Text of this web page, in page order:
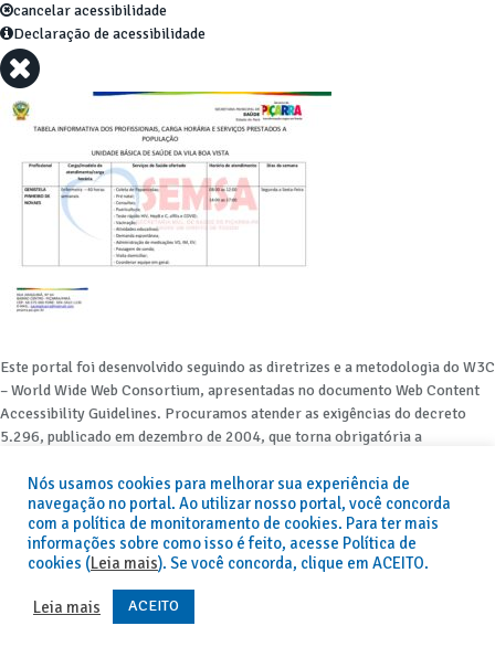
Nós usamos cookies para melhorar sua experiência de
navegação no portal. Ao utilizar nosso portal, você concorda
com a política de monitoramento de cookies. Para ter mais
informações sobre como isso é feito, acesse Política de
cookies (Leia mais). Se você concorda, clique em ACEITO.
Leia mais ACEITO
cancelar acessibilidade
Declaração de acessibilidade
Este portal foi desenvolvido seguindo as diretrizes e a metodologia do W3C
– World Wide Web Consortium, apresentadas no documento Web Content
Accessibility Guidelines. Procuramos atender as exigências do decreto
5.296, publicado em dezembro de 2004, que torna obrigatória a
rede mundial de computadores para o uso das pessoas com necessidades
especiais, garantindo-lhes o pleno acesso aos conteúdos disponíveis.
Além de validações automáticas, foram realizados testes em diversos
navegadores e através do utilitário de acesso a Internet do DOSVOX,
sistema operacional destinado deficientes visuais.